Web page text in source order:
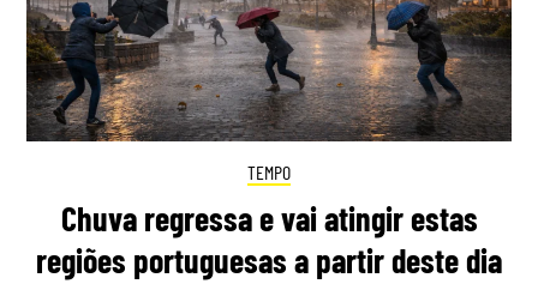
TEMPO
Chuva regressa e vai atingir estas
regiões portuguesas a partir deste dia